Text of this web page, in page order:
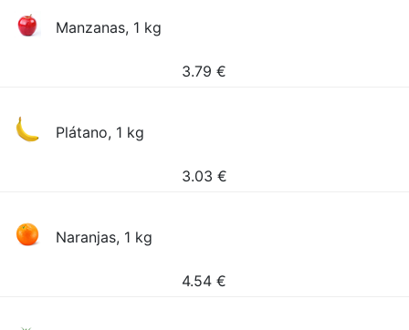
Manzanas, 1 kg
3.79 €
Plátano, 1 kg
3.03 €
Naranjas, 1 kg
4.54 €